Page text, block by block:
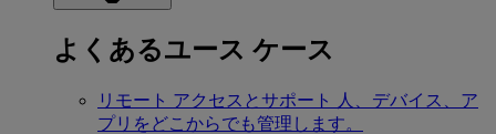
よくあるユース ケース
リモート アクセスとサポート
人、デバイス、ア
プリをどこからでも管理します。